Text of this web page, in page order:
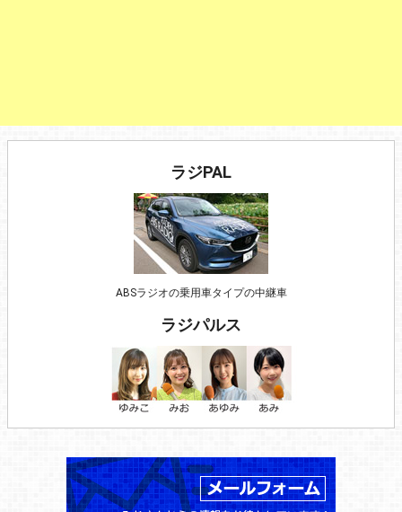
ラジPAL
ABSラジオの乗用車タイプの中継車
ラジパルス